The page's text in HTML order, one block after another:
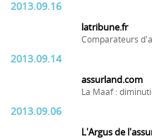
2013.09.16
latribune.fr
Comparateurs
2013.09.14
assurland.com
La Maaf :
2013.09.06
L'Argus de